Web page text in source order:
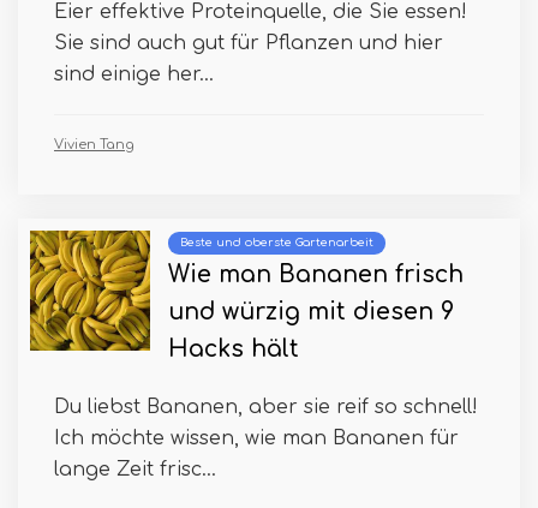
Eier effektive Proteinquelle, die Sie essen!
Sie sind auch gut für Pflanzen und hier
sind einige her...
Vivien Tang
Beste und oberste Gartenarbeit
Wie man Bananen frisch
und würzig mit diesen 9
Hacks hält
Du liebst Bananen, aber sie reif so schnell!
Ich möchte wissen, wie man Bananen für
lange Zeit frisc...